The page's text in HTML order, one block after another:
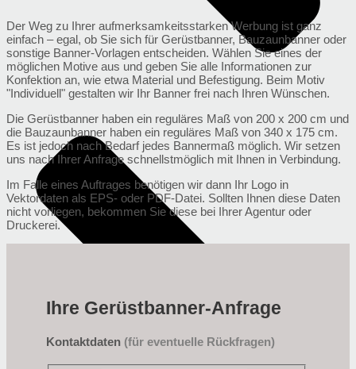
Der Weg zu Ihrer aufmerksamkeitsstarken Werbung ist ganz
einfach – egal, ob Sie sich für Gerüstbanner, Bauzaunbanner oder
sonstige Banner-Vorlagen entscheiden. Wählen Sie eines der
möglichen Motive aus und geben Sie alle Informationen zur
Konfektion an, wie etwa Material und Befestigung. Beim Motiv
"Individuell" gestalten wir Ihr Banner frei nach Ihren Wünschen.
Die Gerüstbanner haben ein reguläres Maß von 200 x 200 cm und
die Bauzaunbanner haben ein reguläres Maß von 340 x 175 cm.
Es ist jedoch nach Bedarf jedes Bannermaß möglich. Wir setzen
uns nach Ihrer Anfrage schnellstmöglich mit Ihnen in Verbindung.
Im Falle eines Auftrages benötigen wir dann Ihr Logo in
Vektordaten als EPS- oder PDF-Datei. Sollten Ihnen diese Daten
nicht vorliegen, bekommen Sie diese bei Ihrer Agentur oder
Druckerei.
Ihre Gerüstbanner-Anfrage
Kontaktdaten (für eventuelle Rückfragen)